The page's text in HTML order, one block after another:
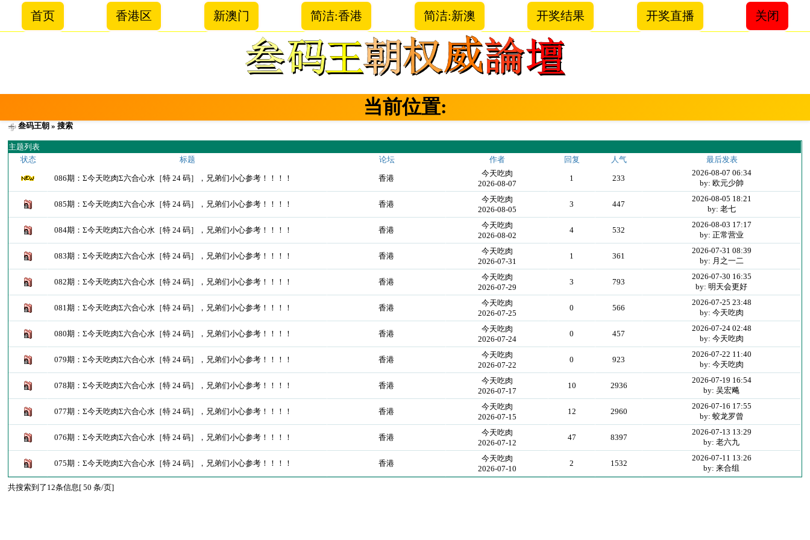
首页 香港区 新澳门 简洁:香港 简洁:新澳 开奖结果 开奖直播 关闭
当前位置:
叁码王朝 » 搜索
主题列表
状态
标题 论坛 作者 回复 人气 最后发表
086期：Σ今天吃肉Σ六合心水［特 24 码］，兄弟们小心参考！！！！ 香港
今天吃肉
2026-08-07
1 233
2026-08-07 06:34
by: 欧元少帥
085期：Σ今天吃肉Σ六合心水［特 24 码］，兄弟们小心参考！！！！ 香港
今天吃肉
2026-08-05
3 447
2026-08-05 18:21
by: 老七
084期：Σ今天吃肉Σ六合心水［特 24 码］，兄弟们小心参考！！！！ 香港
今天吃肉
2026-08-02
4 532
2026-08-03 17:17
by: 正常营业
083期：Σ今天吃肉Σ六合心水［特 24 码］，兄弟们小心参考！！！！ 香港
今天吃肉
2026-07-31
1 361
2026-07-31 08:39
by: 月之一二
082期：Σ今天吃肉Σ六合心水［特 24 码］，兄弟们小心参考！！！！ 香港
今天吃肉
2026-07-29
3 793
2026-07-30 16:35
by: 明天会更好
081期：Σ今天吃肉Σ六合心水［特 24 码］，兄弟们小心参考！！！！ 香港
今天吃肉
2026-07-25
0 566
2026-07-25 23:48
by: 今天吃肉
080期：Σ今天吃肉Σ六合心水［特 24 码］，兄弟们小心参考！！！！ 香港
今天吃肉
2026-07-24
0 457
2026-07-24 02:48
by: 今天吃肉
079期：Σ今天吃肉Σ六合心水［特 24 码］，兄弟们小心参考！！！！ 香港
今天吃肉
2026-07-22
0 923
2026-07-22 11:40
by: 今天吃肉
078期：Σ今天吃肉Σ六合心水［特 24 码］，兄弟们小心参考！！！！ 香港
今天吃肉
2026-07-17
10 2936
2026-07-19 16:54
by: 吴宏飚
077期：Σ今天吃肉Σ六合心水［特 24 码］，兄弟们小心参考！！！！ 香港
今天吃肉
2026-07-15
12 2960
2026-07-16 17:55
by: 蛟龙罗曾
076期：Σ今天吃肉Σ六合心水［特 24 码］，兄弟们小心参考！！！！ 香港
今天吃肉
2026-07-12
47 8397
2026-07-13 13:29
by: 老六九
075期：Σ今天吃肉Σ六合心水［特 24 码］，兄弟们小心参考！！！！ 香港
今天吃肉
2026-07-10
2 1532
2026-07-11 13:26
by: 来合组
共搜索到了12条信息[ 50 条/页]